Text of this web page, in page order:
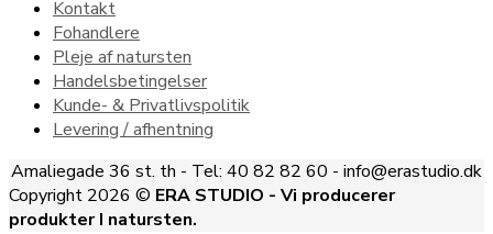
Kontakt
Fohandlere
Pleje af natursten
Handelsbetingelser
Kunde- & Privatlivspolitik
Levering / afhentning
Amaliegade 36 st. th - Tel: 40 82 82 60 - info@erastudio.dk
Copyright 2026 © ERA STUDIO - Vi producerer
produkter I natursten.